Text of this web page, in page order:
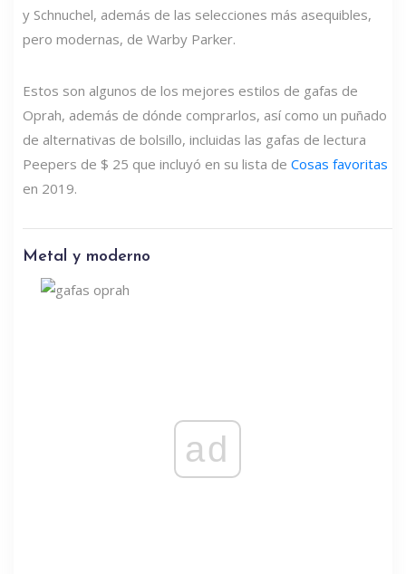
y Schnuchel, además de las selecciones más asequibles,
pero modernas, de Warby Parker.
Estos son algunos de los mejores estilos de gafas de
Oprah, además de dónde comprarlos, así como un puñado
de alternativas de bolsillo, incluidas las gafas de lectura
Peepers de $ 25 que incluyó en su lista de Cosas favoritas
en 2019.
Metal y moderno
ad